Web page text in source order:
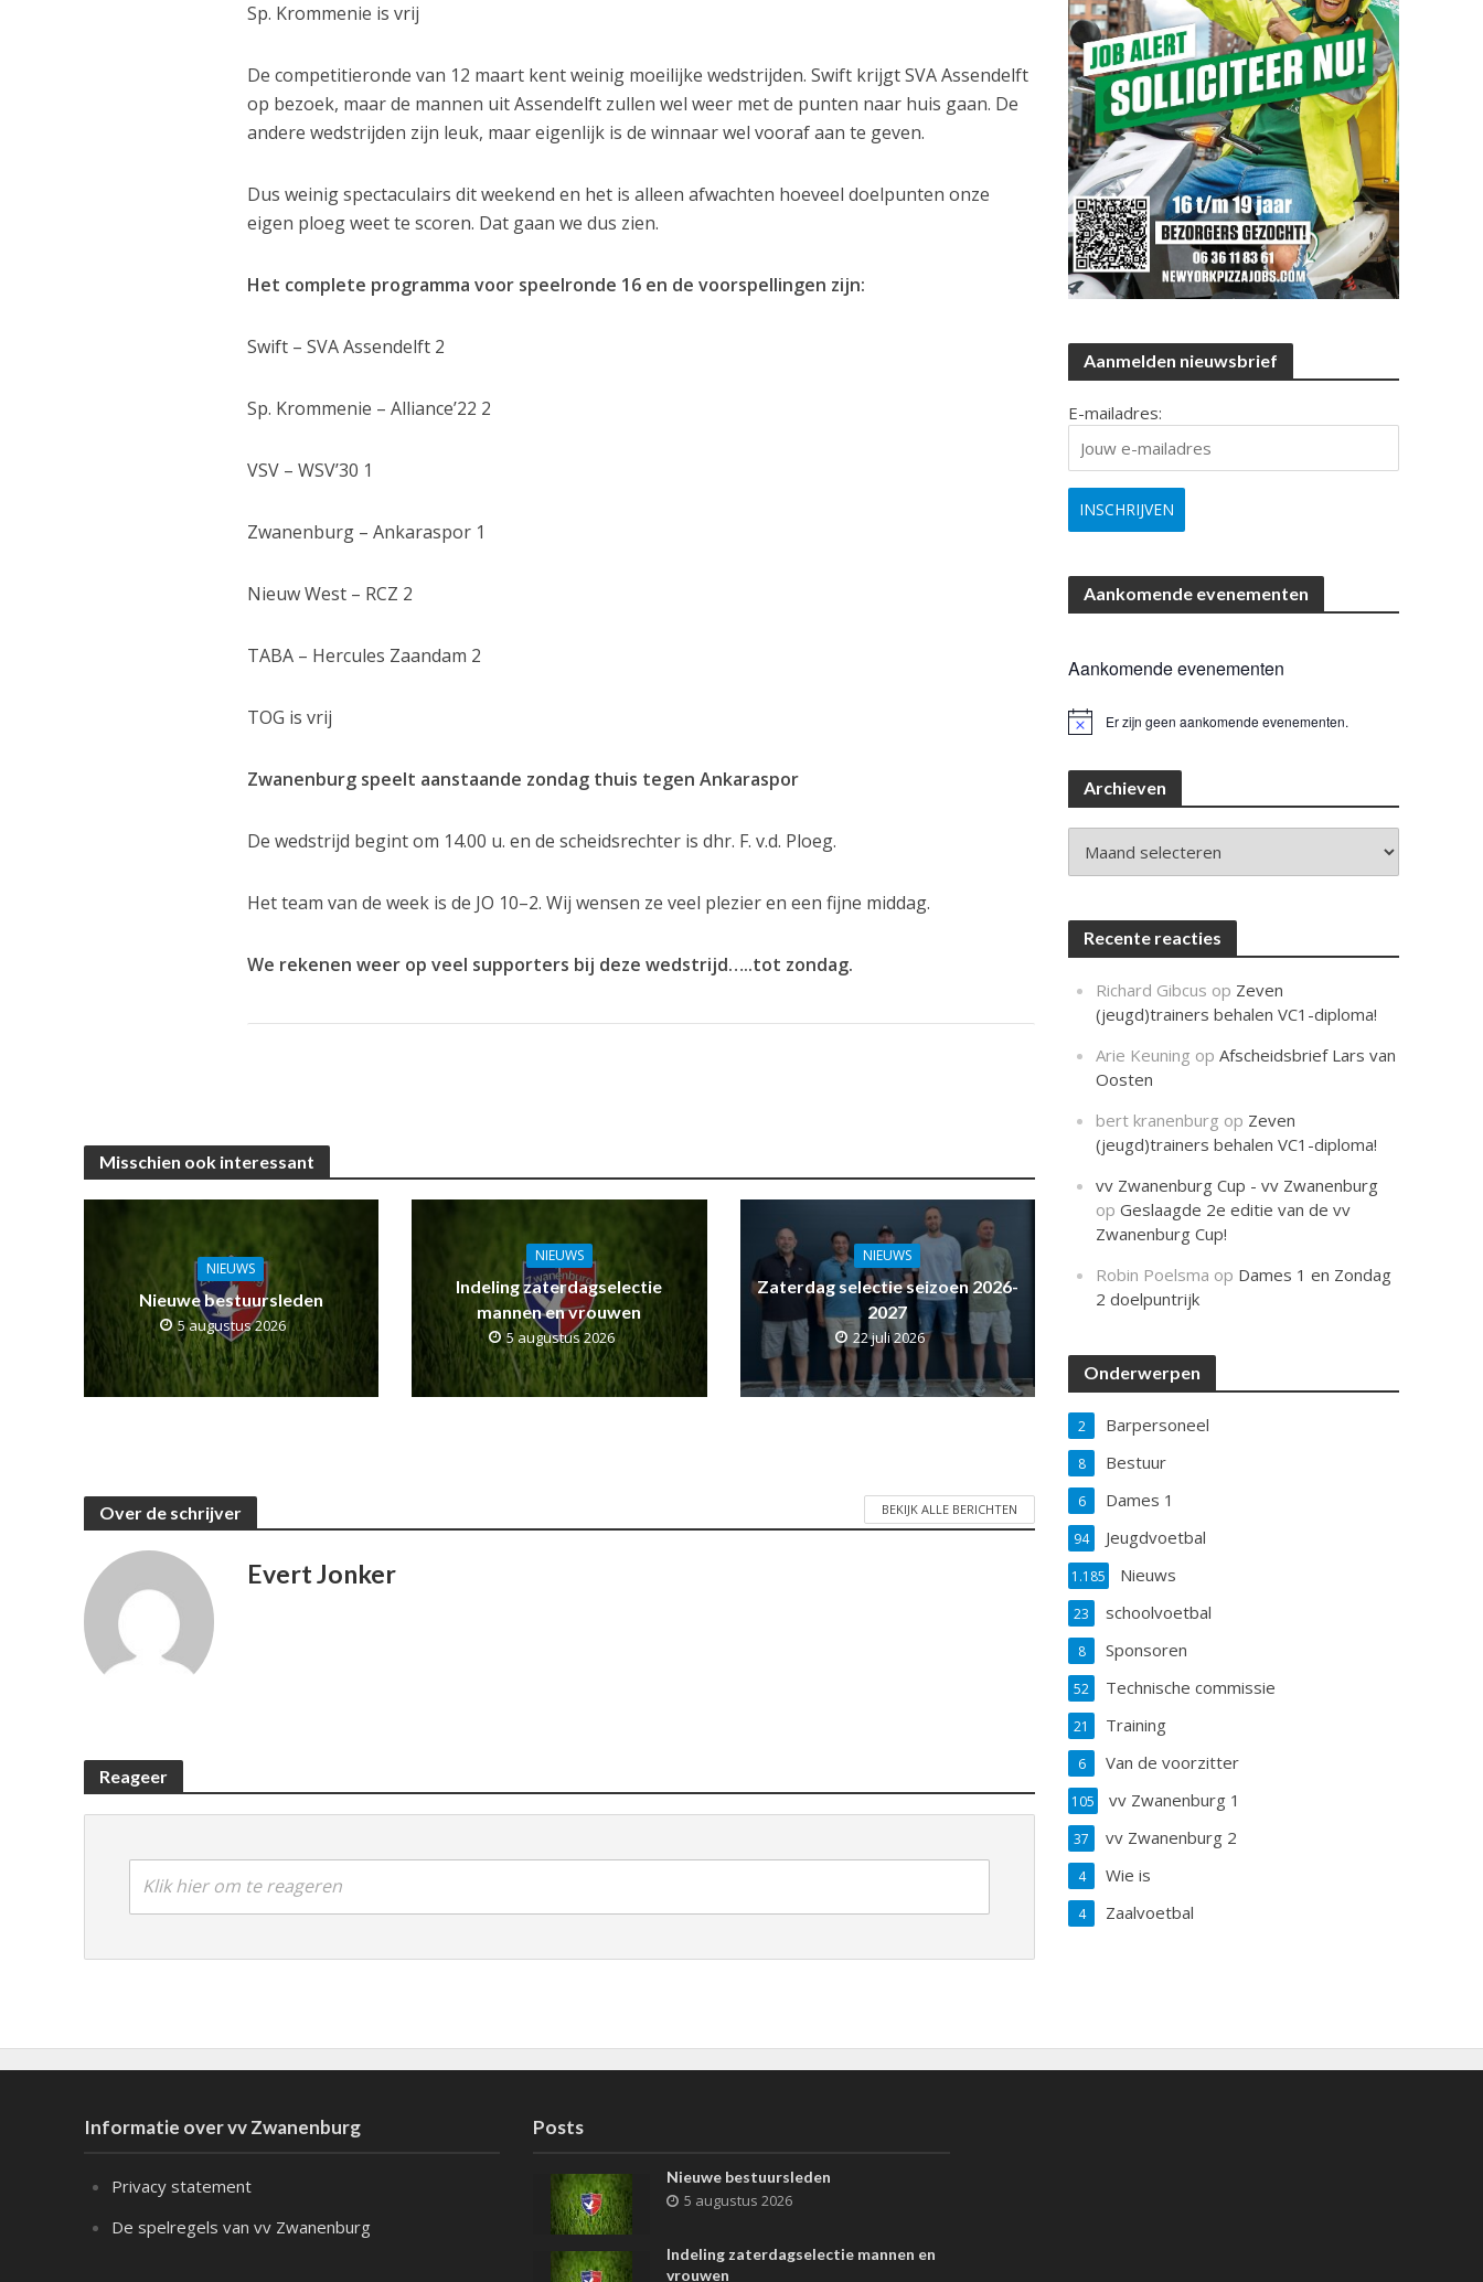
Sp. Krommenie is vrij
De competitieronde van 12 maart kent weinig moeilijke wedstrijden. Swift krijgt SVA Assendelft
op bezoek, maar de mannen uit Assendelft zullen wel weer met de punten naar huis gaan. De
andere wedstrijden zijn leuk, maar eigenlijk is de winnaar wel vooraf aan te geven.
Dus weinig spectaculairs dit weekend en het is alleen afwachten hoeveel doelpunten onze
eigen ploeg weet te scoren. Dat gaan we dus zien.
Het complete programma voor speelronde 16 en de voorspellingen zijn:
Swift – SVA Assendelft 2
Sp. Krommenie – Alliance’22 2
VSV – WSV’30 1
Zwanenburg – Ankaraspor 1
Nieuw West – RCZ 2
TABA – Hercules Zaandam 2
TOG is vrij
Zwanenburg speelt aanstaande zondag thuis tegen Ankaraspor
De wedstrijd begint om 14.00 u. en de scheidsrechter is dhr. F. v.d. Ploeg.
Het team van de week is de JO 10–2. Wij wensen ze veel plezier en een fijne middag.
We rekenen weer op veel supporters bij deze wedstrijd…..tot zondag.
Misschien ook interessant
NIEUWS
Nieuwe bestuursleden
5 augustus 2026
NIEUWS
Indeling zaterdagselectie
mannen en vrouwen
5 augustus 2026
NIEUWS
Zaterdag selectie seizoen 2026-
2027
22 juli 2026
Over de schrijver BEKIJK ALLE BERICHTEN
Evert Jonker
Reageer
Klik hier om te reageren
Aanmelden nieuwsbrief
E-mailadres:
Aankomende evenementen
Aankomende evenementen
B
t
Er zijn geen aankomende evenementen.
Archieven
Recente reacties
Richard Gibcus op Zeven
(jeugd)trainers behalen VC1-diploma!
Arie Keuning opAfscheidsbrief Lars van
Oosten
bert kranenburg op Zeven
(jeugd)trainers behalen VC1-diploma!
vv Zwanenburg Cup - vv Zwanenburg
opGeslaagde 2e editie van de vv
Zwanenburg Cup!
Robin Poelsma op Dames 1 en Zondag
2 doelpuntrijk
Onderwerpen
Barpersoneel
2
Bestuur
8
Dames 1
6
Jeugdvoetbal
94
Nieuws
1.185
schoolvoetbal
23
Sponsoren
8
Technische commissie
52
Training
21
Van de voorzitter
6
vv Zwanenburg 1
105
vv Zwanenburg 2
37
Wie is
4
Zaalvoetbal
4
Informatie over vv Zwanenburg
Privacy statement
De spelregels van vv Zwanenburg
Posts
Nieuwe bestuursleden
5 augustus 2026
Indeling zaterdagselectie mannen en
vrouwen